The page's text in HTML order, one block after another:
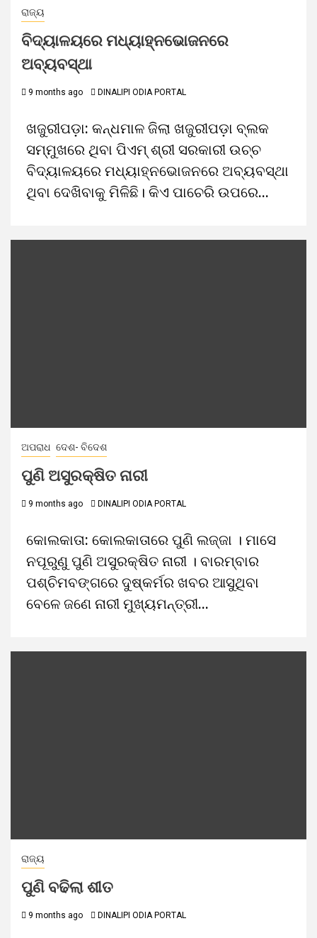
ରାଜ୍ୟ
ବିଦ୍ୟାଳୟରେ ମଧ୍ୟାହ୍ନଭୋଜନରେ
ଅବ୍ୟବସ୍ଥା
9 months ago DINALIPI ODIA PORTAL
ଖଜୁରୀପଡ଼ା: କନ୍ଧମାଳ ଜିଲା ଖଜୁରୀପଡ଼ା ବ୍ଲକ
ସମ୍ମୁଖରେ ଥିବା ପିଏମ୍‌ ଶ୍ରୀ ସରକାରୀ ଉଚ୍ଚ
ବିଦ୍ୟାଳୟରେ ମଧ୍ୟାହ୍ନଭୋଜନରେ ଅବ୍ୟବସ୍ଥା
ଥିବା ଦେଖିବାକୁ ମିଳିଛି। କିଏ ପାଚେରି ଉପରେ...
ଅପରାଧ ଦେଶ- ବିଦେଶ
ପୁଣି ଅସୁରକ୍ଷିତ ନାରୀ
9 months ago DINALIPI ODIA PORTAL
କୋଲକାତା: କୋଲକାତାରେ ପୁଣି ଲଜ୍ଜା । ମାସେ
ନପୂରୁଣୁ ପୁଣି ଅସୁରକ୍ଷିତ ନାରୀ । ବାରମ୍ବାର
ପଶ୍ଚିମବଙ୍ଗରେ ଦୁଷ୍କର୍ମର ଖବର ଆସୁଥିବା
ବେଳେ ଜଣେ ନାରୀ ମୁଖ୍ୟମନ୍ତ୍ରୀ...
ରାଜ୍ୟ
ପୁଣି ବଢିଲା ଶୀତ
9 months ago DINALIPI ODIA PORTAL